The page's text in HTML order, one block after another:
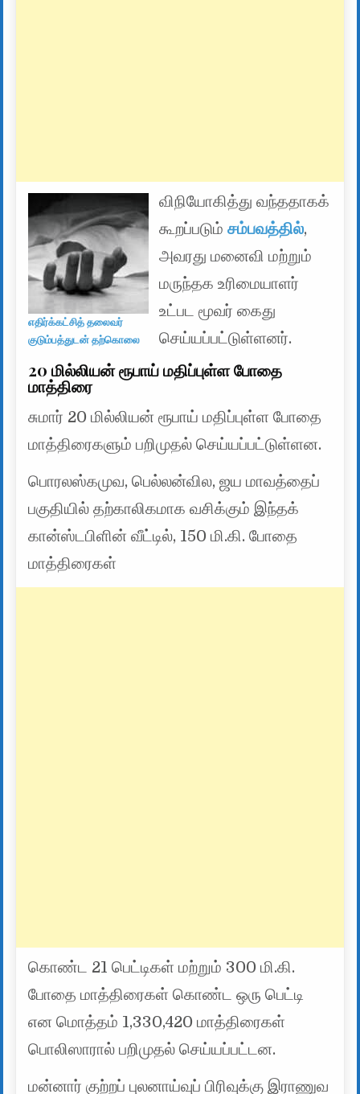
எதிர்க்கட்சித் தலைவர்
குடும்பத்துடன் தற்கொலை
விநியோகித்து வந்ததாகக்
கூறப்படும் சம்பவத்தில்,
அவரது மனைவி மற்றும்
மருந்தக உரிமையாளர்
உட்பட மூவர் கைது
செய்யப்பட்டுள்ளனர்.
20 மில்லியன் ரூபாய் மதிப்புள்ள போதை
மாத்திரை
சுமார் 20 மில்லியன் ரூபாய் மதிப்புள்ள போதை
மாத்திரைகளும் பறிமுதல் செய்யப்பட்டுள்ளன.
பொரலஸ்கமுவ, பெல்லன்வில, ஜய மாவத்தைப்
பகுதியில் தற்காலிகமாக வசிக்கும் இந்தக்
கான்ஸ்டபிளின் வீட்டில், 150 மி.கி. போதை
மாத்திரைகள்
கொண்ட 21 பெட்டிகள் மற்றும் 300 மி.கி.
போதை மாத்திரைகள் கொண்ட ஒரு பெட்டி
என மொத்தம் 1,330,420 மாத்திரைகள்
பொலிஸாரால் பறிமுதல் செய்யப்பட்டன.
மன்னார் குற்றப் புலனாய்வுப் பிரிவுக்கு இராணுவ